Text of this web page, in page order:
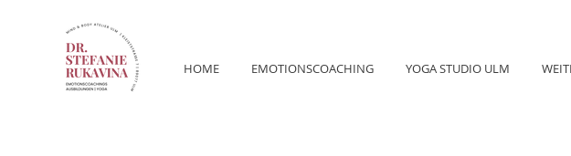
HOME EMOTIONSCOACHING YOGA STUDIO ULM